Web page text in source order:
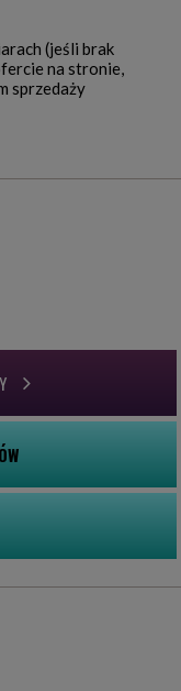
(jeśli brak
na stronie,
sprzedaży